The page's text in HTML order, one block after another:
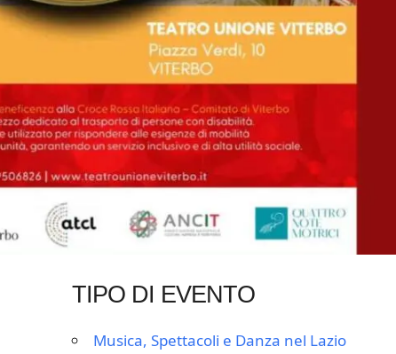
TIPO DI EVENTO
Musica, Spettacoli e Danza nel Lazio